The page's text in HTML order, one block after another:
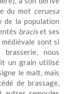
du mot ceruesa
de la population
braciset ses
sont si
nous
un grain utilisé
le malt, mais
de brassage,